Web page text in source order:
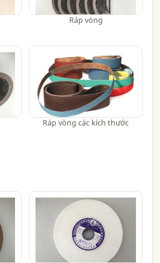
Ráp vòng
Ráp vòng các kích thước